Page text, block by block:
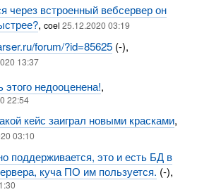
через встроенный вебсервер он
, coel 25.12.2020 03:19
forum/?id=85625(-),
13:37
недооценена!,
22:54
кейс заиграл новыми красками,
03:10
поддерживается, это и есть БД в
куча ПО им пользуется. (-),